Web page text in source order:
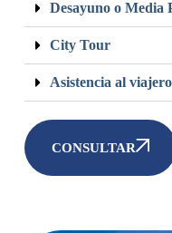
Desayuno o Media
City Tour
Asistencia al viajero
CONSULTAR